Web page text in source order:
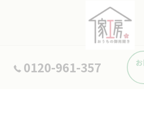
0120-961-357
© 2026 広島県東広島市の便利屋ならおうちの御
RIGHTS RESERVED.